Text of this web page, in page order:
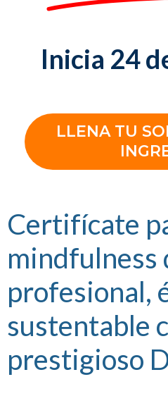
Inicia 24
LLENA TU
Certifícate
mindfulness
profesional,
sustentable
prestigioso